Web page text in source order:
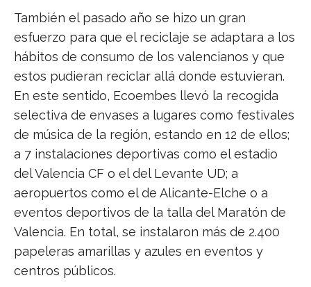
También el pasado año se hizo un gran
esfuerzo para que el reciclaje se adaptara a los
hábitos de consumo de los valencianos y que
estos pudieran reciclar allá donde estuvieran.
En este sentido, Ecoembes llevó la recogida
selectiva de envases a lugares como festivales
de música de la región, estando en 12 de ellos;
a 7 instalaciones deportivas como el estadio
del Valencia CF o el del Levante UD; a
aeropuertos como el de Alicante-Elche o a
eventos deportivos de la talla del Maratón de
Valencia. En total, se instalaron más de 2.400
papeleras amarillas y azules en eventos y
centros públicos.